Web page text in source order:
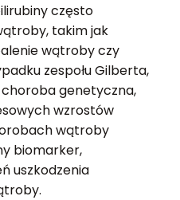
często
takim jak
wątroby czy
zespołu Gilberta,
genetyczna,
wzrostów
wątroby
biomarker,
uszkodzenia